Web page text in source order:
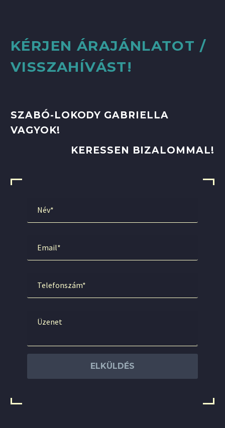
KÉRJEN ÁRAJÁNLATOT /
VISSZAHÍVÁST!
SZABÓ-LOKODY GABRIELLA
VAGYOK!
KERESSEN BIZALOMMAL!